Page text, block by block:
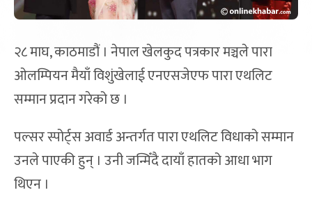
२८ माघ, काठमाडौं । नेपाल खेलकुद पत्रकार मञ्चले पारा
ओलम्पियन मैयाँ विशुंखेलाई एनएसजेएफ पारा एथलिट
सम्मान प्रदान गरेको छ ।
पल्सर स्पोर्ट्स अवार्ड अन्तर्गत पारा एथलिट विधाको सम्मान
उनले पाएकी हुन् । उनी जन्मिँदै दायाँ हातको आधा भाग
थिएन ।